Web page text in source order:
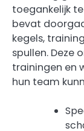
toegankelijk
bevat
kegels,
spullen. Deze
trainingen en
hun team